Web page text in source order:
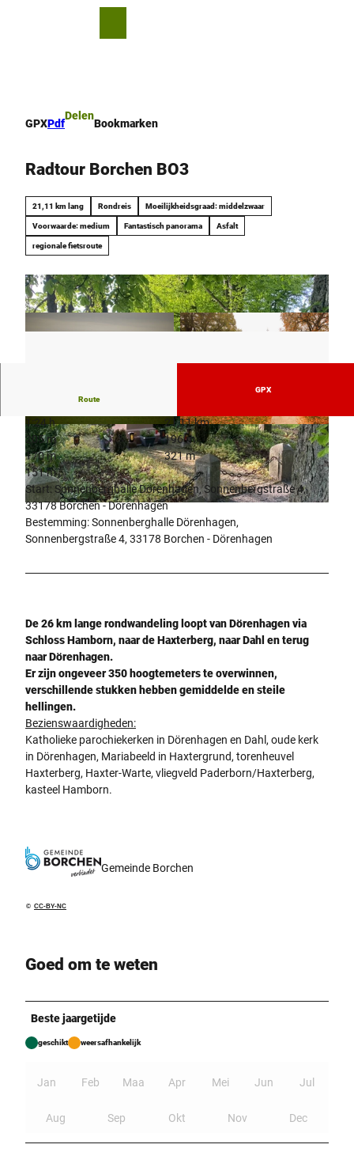
GPXPdf
Delen
Bookmarken
Radtour Borchen BO3
21,11 km lang Rondreis Moeilijkheidsgraad: middelzwaar
Voorwaarde: medium Fantastisch panorama Asfalt
regionale fietsroute
© CC-BY-SA
© tomfinke.de |CC-BY-SA © Tom Finke |CC-BY-SA
Route
GPX
1:24 h
21,11 km
205 m
196 m
170 m
321 m
151 m
Start: Sonnenberghalle Dörenhagen, Sonnenbergstraße 4,
33178 Borchen - Dörenhagen
Bestemming: Sonnenberghalle Dörenhagen,
Sonnenbergstraße 4, 33178 Borchen - Dörenhagen
De 26 km lange rondwandeling loopt van Dörenhagen via
Schloss Hamborn, naar de Haxterberg, naar Dahl en terug
naar Dörenhagen.
Er zijn ongeveer 350 hoogtemeters te overwinnen,
verschillende stukken hebben gemiddelde ensteile
hellingen.
Bezienswaardigheden:
Katholieke parochiekerken in Dörenhagen en Dahl, oude kerk
in Dörenhagen, Mariabeeld in Haxtergrund, torenheuvel
Haxterberg, Haxter-Warte, vliegveld Paderborn/Haxterberg,
kasteel Hamborn.
© CC-BY-NC
Gemeinde Borchen
Goed om te weten
Beste jaargetijde
geschikt weersafhankelijk
Jan Feb Maa Apr Mei Jun Jul
Aug Sep Okt Nov Dec